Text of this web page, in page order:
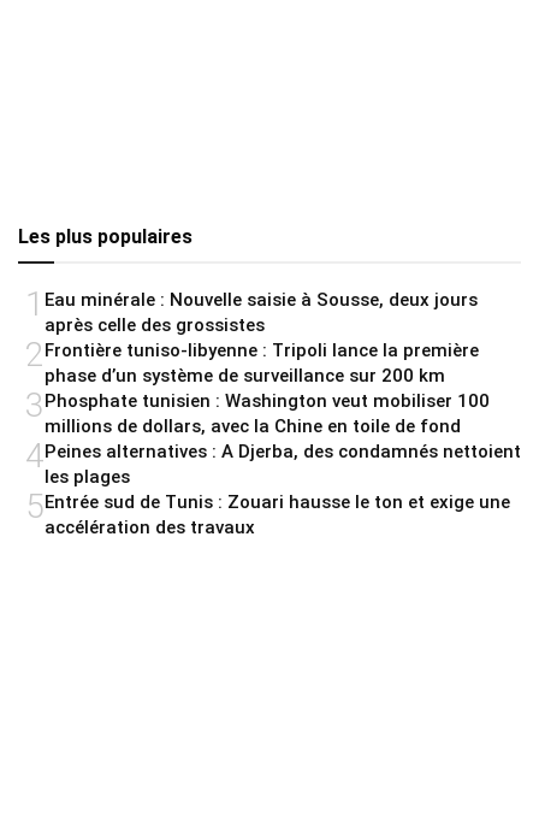
Les plus populaires
1 Eau minérale : Nouvelle saisie à Sousse, deux jours
après celle des grossistes
2 Frontière tuniso-libyenne : Tripoli lance la première
phase d’un système de surveillance sur 200 km
3Phosphate tunisien : Washington veut mobiliser 100
millions de dollars, avec la Chine en toile de fond
4Peines alternatives : A Djerba, des condamnés nettoient
les plages
5Entrée sud de Tunis : Zouari hausse le ton et exige une
accélération des travaux